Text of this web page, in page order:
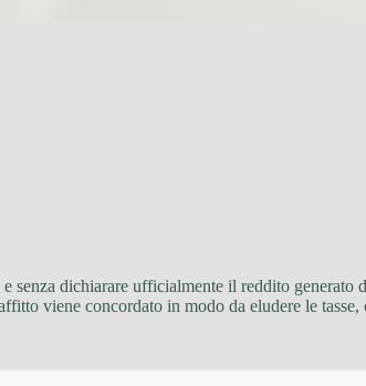
dichiarare ufficialmente il reddito generato
viene concordato in modo da eludere le